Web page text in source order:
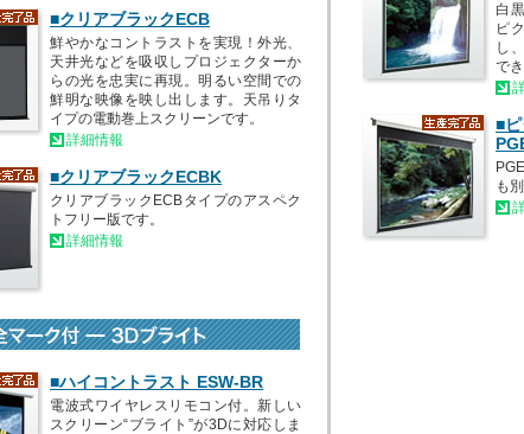
■クリアブラックECB
鮮やかなコントラストを実現！外光、
天井光などを吸収しプロジェクターか
らの光を忠実に再現。明るい空間での
鮮明な映像を映し出します。天吊りタ
イプの電動巻上スクリーンです。
詳細情報
■クリアブラックECBK
クリアブラックECBタイプのアスペク
トフリー版です。
詳細情報
■ハイコントラスト ESW-BR
電波式ワイヤレスリモコン付。新しい
スクリーン“ブライト”が3Dに対応しま
白
ピ
し
で
■
も